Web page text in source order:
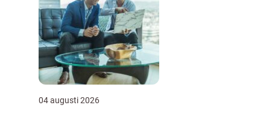
04 augusti 2026